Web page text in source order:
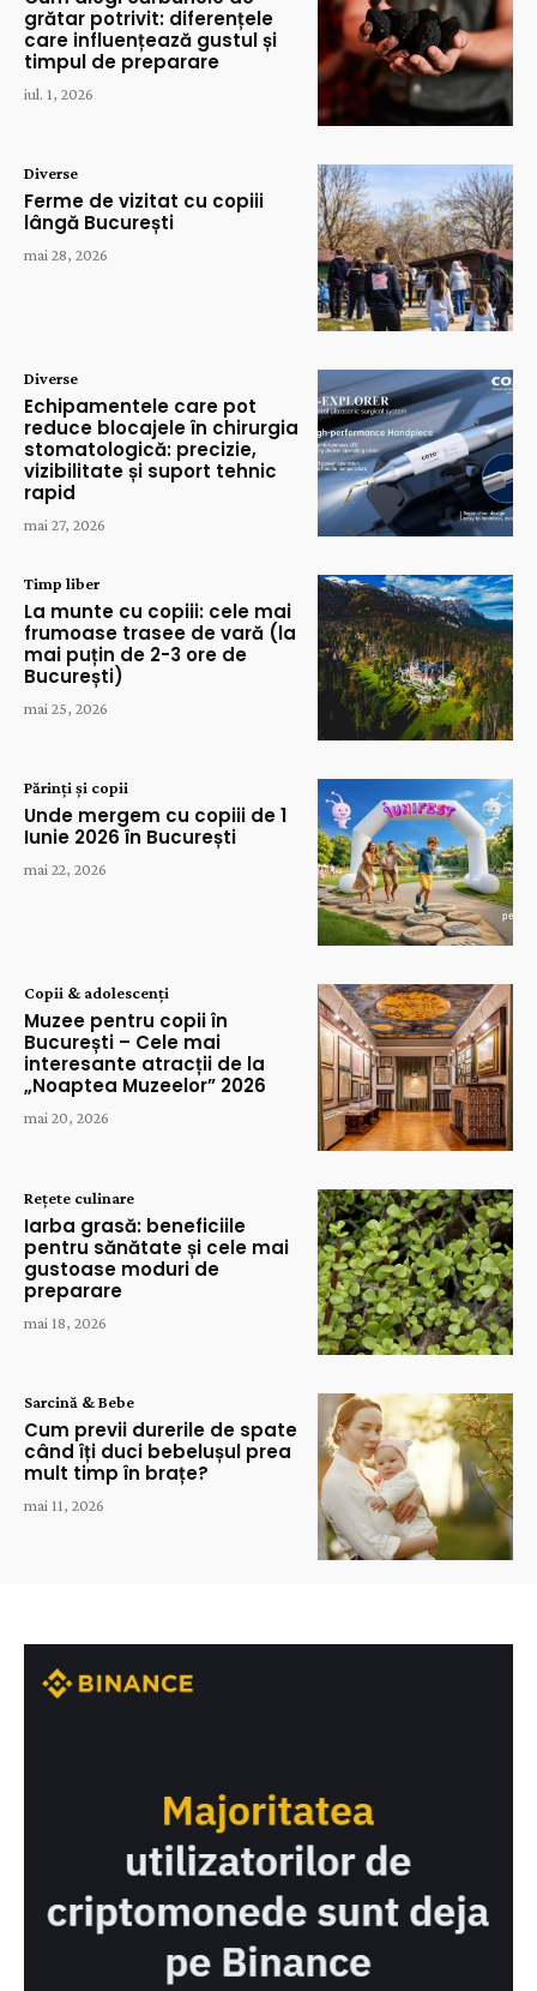
grătar potrivit: diferențele
care influențează gustul și
timpul de preparare
iul. 1, 2026
Diverse
Ferme de vizitat cu copiii
lângă București
mai 28, 2026
Diverse
Echipamentele care pot
reduce blocajele în chirurgia
stomatologică: precizie,
vizibilitate și suport tehnic
rapid
mai 27, 2026
Timp liber
La munte cu copiii: cele mai
frumoase trasee de vară (la
mai puțin de 2-3 ore de
București)
mai 25, 2026
Părinți și copii
Unde mergem cu copiii de 1
Iunie 2026 în București
mai 22, 2026
Copii & adolescenți
Muzee pentru copii în
București – Cele mai
interesante atracții de la
„Noaptea Muzeelor” 2026
mai 20, 2026
Rețete culinare
Iarba grasă: beneficiile
pentru sănătate și cele mai
gustoase moduri de
preparare
mai 18, 2026
Sarcină & Bebe
Cum previi durerile de spate
când îți duci bebelușul prea
mult timp în brațe?
mai 11, 2026